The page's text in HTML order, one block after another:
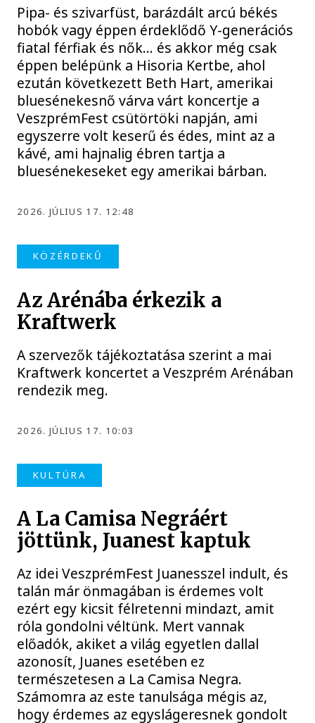
Pipa- és szivarfüst, barázdált arcú békés
hobók vagy éppen érdeklődő Y-generációs
fiatal férfiak és nők… és akkor még csak
éppen belépünk a Hisoria Kertbe, ahol
ezután következett Beth Hart, amerikai
bluesénekesnő várva várt koncertje a
VeszprémFest csütörtöki napján, ami
egyszerre volt keserű és édes, mint az a
kávé, ami hajnalig ébren tartja a
bluesénekeseket egy amerikai bárban.
2026. JÚLIUS 17. 12:48
KÖZÉRDEKŰ
Az Arénába érkezik a
Kraftwerk
A szervezők tájékoztatása szerint a mai
Kraftwerk koncertet a Veszprém Arénában
rendezik meg.
2026. JÚLIUS 17. 10:03
KULTÚRA
A La Camisa Negráért
jöttünk, Juanest kaptuk
Az idei VeszprémFest Juanesszel indult, és
talán már önmagában is érdemes volt
ezért egy kicsit félretenni mindazt, amit
róla gondolni véltünk. Mert vannak
előadók, akiket a világ egyetlen dallal
azonosít, Juanes esetében ez
természetesen a La Camisa Negra.
Számomra az este tanulsága mégis az,
hogy érdemes az egyslágeresnek gondolt